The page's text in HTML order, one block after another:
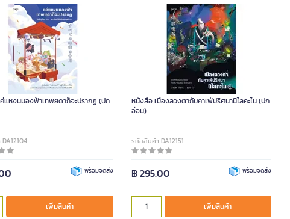
แหงนมองฟ้าเทพยดาก็จะปรากฏ (ปก
พร้อมจัดส่ง
เพิ่มสินค้า
หนังสือ เมืองลวงตากับคาเฟ่ปริศนานิไลคะไน (ปก
อ่อน)
รหัสสินค้า DA12151
฿ 295.00 พร้อมจัดส่ง
เพิ่มสินค้า